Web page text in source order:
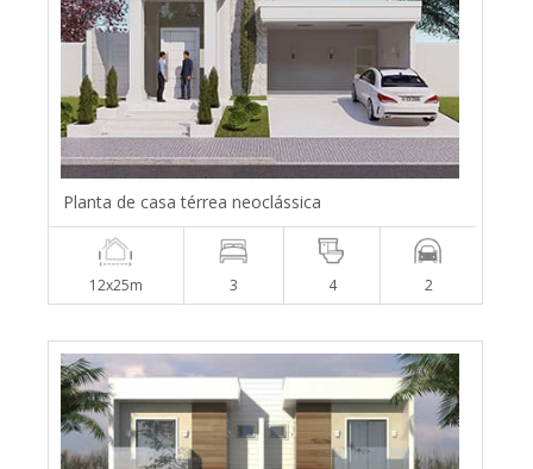
Planta de casa térrea neoclássica
12x25m 3 4 2